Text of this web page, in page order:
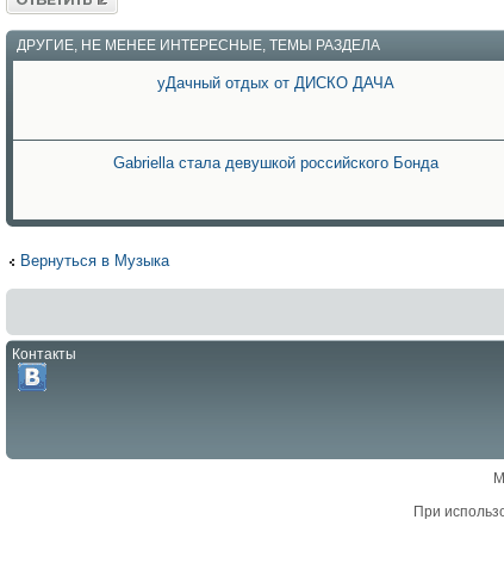
ДРУГИЕ, НЕ МЕНЕЕ ИНТЕРЕСНЫЕ, ТЕМЫ РАЗДЕЛА
уДачный отдых от ДИСКО ДАЧА
Gabriella стала девушкой российского Бонда
Вернуться в Музыка
Контакты
При